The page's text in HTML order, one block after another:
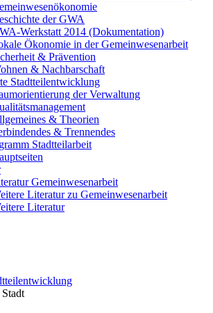
der GWA
Werkstatt 2014 (Dokumentation)
Ökonomie in der Gemeinwesenarbeit
& Prävention
& Nachbarschaft
Stadtteilentwicklung
der Verwaltung
& Theorien
& Trennendes
Stadtteilarbeit
Gemeinwesenarbeit
Literatur zu Gemeinwesenarbeit
Literatur